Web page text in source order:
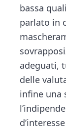
bassa
parlato in
adeguati,
delle
infine una